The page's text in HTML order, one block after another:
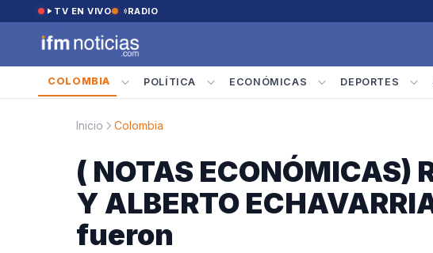
Saltar al contenido
TV EN VIVO RADIO
COLOMBIA POLÍTICA ECONÓMICAS DEPORTES
Inicio Colombia
( NOTAS ECONÓMICAS)
Y ALBERTO
fueron